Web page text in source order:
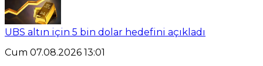
UBS altın için 5 bin dolar hedefini açıkladı
Cum 07.08.2026 13:01